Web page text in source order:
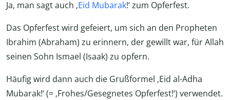
Ja, man sagt auch ‚Eid Mubarak!‘ zum Opferfest.
Das Opferfest wird gefeiert, um sich an den Propheten
Ibrahim (Abraham) zu erinnern, der gewillt war, für Allah
seinen Sohn Ismael (Isaak) zu opfern.
Häufig wird dann auch die Grußformel ‚Eid al-Adha
Mubarak!‘ (= ‚Frohes/Gesegnetes Opferfest!‘) verwendet.